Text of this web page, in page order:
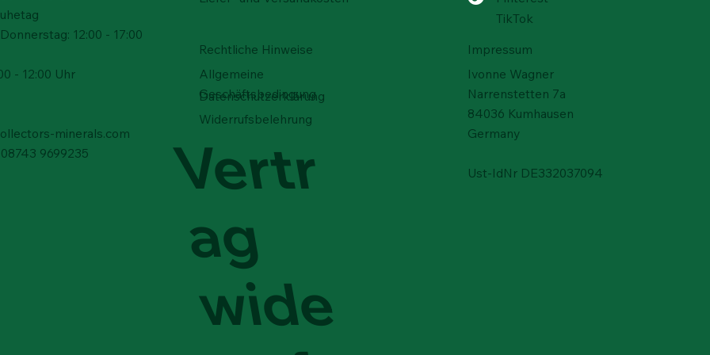
Schnellansicht
Adamit - Durango, Mexiko
Preis
200,00 €
Schnellansicht
Schwefel – Rucalmuto, Italien
80,00 €
Schnellansicht
Schwefel – Rucalmuto, Italien
Preis
100,00 €
Schnellansicht
Baryt – Rio Bacchera Quarry,
190,00 €
Schnellansicht
Schwefel – Rucalmuto, Italien
Nicht verfügbar
Schnellansicht
Turmalin - Paprok, Nuristan,
Afghanistan
Nicht verfügbar
12:00 - 17:00
- 12:00 Uhr
minerals.com
9699235
Rechtliche Hinweise
Allgemeine
Geschäftsbedingung
Datenschutzerklärung
Vertr
ag
wide
Widerrufsbelehrung
TikTok
Impressum
Ivonne Wagner
Narrenstetten 7a
84036 Kumhausen
Germany
Ust-IdNr DE332037094